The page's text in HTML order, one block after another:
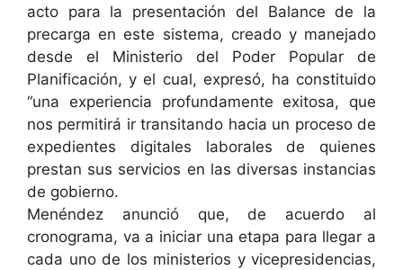
acto para la presentación del Balance de la
precarga en este sistema, creado y manejado
desde el Ministerio del Poder Popular de
Planificación, y el cual, expresó, ha constituido
“una experiencia profundamente exitosa, que
nos permitirá ir transitando hacia un proceso de
expedientes digitales laborales de quienes
prestan sus servicios en las diversas instancias
de gobierno.
Menéndez anunció que, de acuerdo al
cronograma, va a iniciar una etapa para llegar a
cada uno de los ministerios y vicepresidencias,